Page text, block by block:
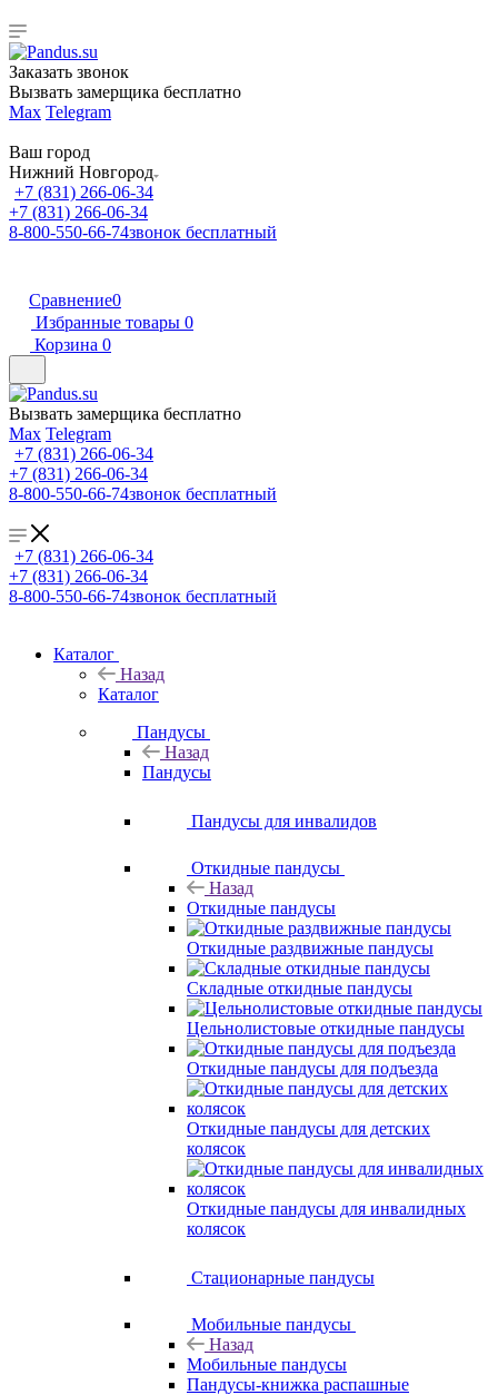
Заказать звонок
Вызвать замерщика бесплатно
Max Telegram
Ваш город
Нижний Новгород
+7 (831) 266-06-34
+7 (831) 266-06-34
8-800-550-66-74звонок бесплатный
Сравнение0
Избранные товары 0
Корзина 0
Вызвать замерщика бесплатно
Max Telegram
+7 (831) 266-06-34
+7 (831) 266-06-34
8-800-550-66-74звонок бесплатный
+7 (831) 266-06-34
+7 (831) 266-06-34
8-800-550-66-74звонок бесплатный
Каталог
Назад
Каталог
Пандусы
Назад
Пандусы
Пандусы для инвалидов
Откидные пандусы
Назад
Откидные пандусы
Откидные раздвижные пандусы
Складные откидные пандусы
Цельнолистовые откидные пандусы
Откидные пандусы для подъезда
Откидные пандусы для детских
колясок
Откидные пандусы для инвалидных
колясок
Стационарные пандусы
Мобильные пандусы
Назад
Мобильные пандусы
Пандусы-книжка распашные